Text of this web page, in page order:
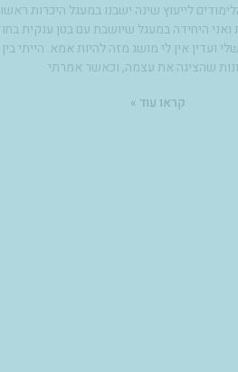
לייעוץ שינה ישבנו במעגל היכרות
ואני היחידה במעגל שיושבת עם בטן ענקית
ועדין אין לי מושג מזה להיות אמא. הייתי בין
שהציגה את עצמה, וכאשר אמרתי
קראו עוד »